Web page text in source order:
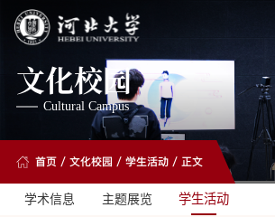
文化校园
Cultural Campus
首页 /文化校园 /学生活动 / 正文
学术信息 主题展览 学生活动